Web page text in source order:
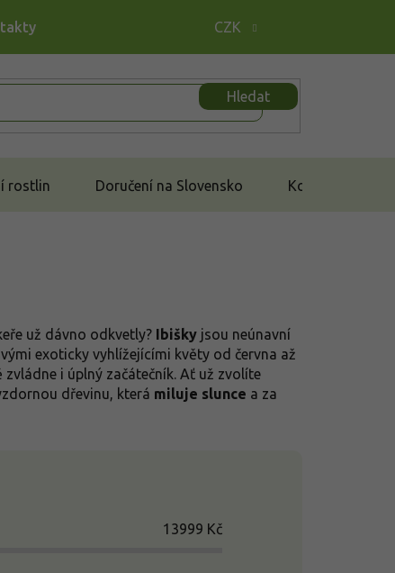
CZK
Hledat
rostlin Doručení na Slovensko Kontakt
už dávno odkvetly? Ibišky jsou neúnavní
exoticky vyhlížejícími květy od června až
zvládne i úplný začátečník. Ať už zvolíte
dřevinu, která miluje slunce a za
13999 Kč